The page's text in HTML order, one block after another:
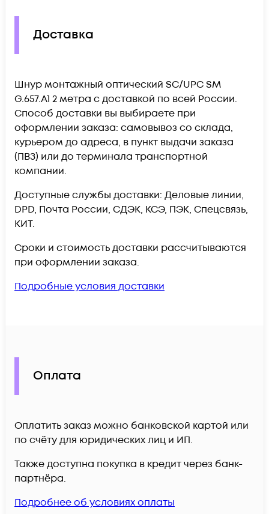
Доставка
Шнур монтажный оптический SC/UPC SM
G.657.A1 2 метра c доставкой по всей России.
Способ доставки вы выбираете при
оформлении заказа: самовывоз со склада,
курьером до адреса, в пункт выдачи заказа
(ПВЗ) или до терминала транспортной
компании.
Доступные службы доставки: Деловые линии,
DPD, Почта России, СДЭК, КСЭ, ПЭК, Спецсвязь,
КИТ.
Сроки и стоимость доставки рассчитываются
при оформлении заказа.
Подробные условия доставки
Оплата
Оплатить заказ можно банковской картой или
по счёту для юридических лиц и ИП.
Также доступна покупка в кредит через банк-
партнёра.
Подробнее об условиях оплаты